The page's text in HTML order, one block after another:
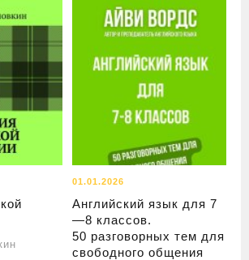
01.01.2026
Английский язык для 7
—8 классов.
50 разговорных тем для
свободного общения